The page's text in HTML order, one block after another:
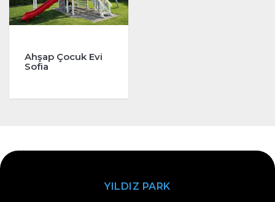
Ahşap Çocuk Evi
Sofia
YILDIZ PARK